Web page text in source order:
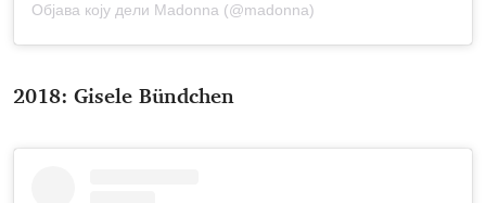
Објава коју дели Madonna (@madonna)
2018: Gisele Bündchen